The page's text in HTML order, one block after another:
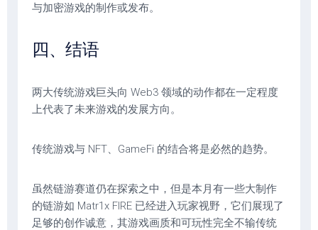
与加密游戏的制作或发布。
四、结语
两大传统游戏巨头向 Web3 领域的动作都在一定程度
上代表了未来游戏的发展方向。
传统游戏与 NFT、GameFi 的结合将是必然的趋势。
虽然链游赛道仍在探索之中，但是本月有一些大制作
的链游如 Matr1x FIRE 已经进入玩家视野，它们展现了
足够的创作诚意，其游戏画质和可玩性完全不输传统